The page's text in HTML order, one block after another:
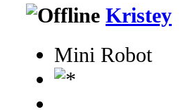
Kristey
Mini Robot